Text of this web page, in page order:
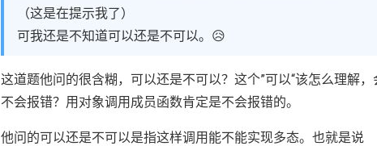
（这是在提示我了）
可我还是不知道可以还是不可以。😥
这道题他问的很含糊，可以还是不可以？这个”可以“该怎么理解，
不会报错？用对象调用成员函数肯定是不会报错的。
他问的可以还是不可以是指这样调用能不能实现多态。也就是说